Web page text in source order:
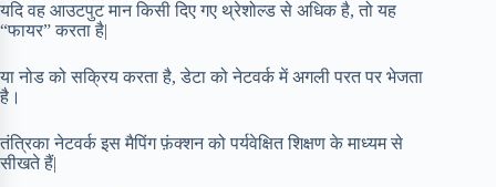
यदि वह आउटपुट मान किसी दिए गए थ्रेशोल्ड से अधिक है, तो यह
“फायर” करता है|
या नोड को सक्रिय करता है, डेटा को नेटवर्क में अगली परत पर भेजता
है।
तंत्रिका नेटवर्क इस मैपिंग फ़ंक्शन को पर्यवेक्षित शिक्षण के माध्यम से
सीखते हैं|